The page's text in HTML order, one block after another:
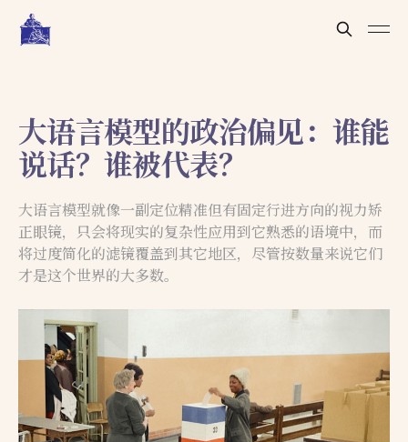
大语言模型的政治偏见：谁能
说话？谁被代表？
大语言模型就像一副定位精准但有固定行进方向的视力矫
正眼镜，只会将现实的复杂性应用到它熟悉的语境中，而
将过度简化的滤镜覆盖到其它地区，尽管按数量来说它们
才是这个世界的大多数。